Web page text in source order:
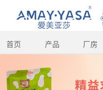
首页 产品 厂房